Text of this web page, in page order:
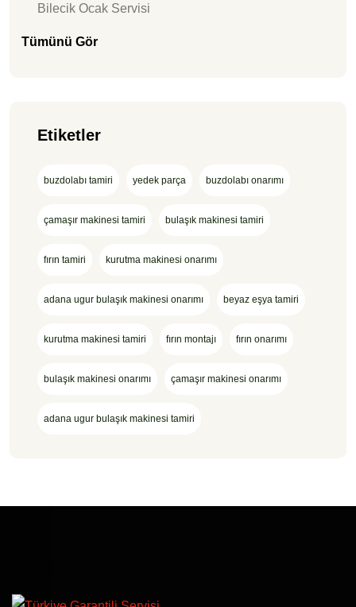
Bilecik Ocak Servisi
Tümünü Gör
Etiketler
buzdolabı tamiri yedek parça buzdolabı onarımı
çamaşır makinesi tamiri bulaşık makinesi tamiri
fırın tamiri kurutma makinesi onarımı
adana ugur bulaşık makinesi onarımı beyaz eşya tamiri
kurutma makinesi tamiri fırın montajı fırın onarımı
bulaşık makinesi onarımı çamaşır makinesi onarımı
adana ugur bulaşık makinesi tamiri